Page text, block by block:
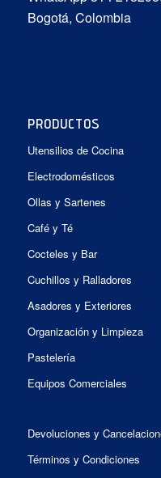
Bogotá, Colombia
PRODUCTOS
Utensilios de Cocina
Electrodomésticos
Ollas y Sartenes
Café y Té
Cocteles y Bar
Cuchillos y Ralladores
Asadores y Exteriores
Organización y Limpieza
Pastelería
Equipos Comerciales
Devoluciones y
Términos y Condiciones